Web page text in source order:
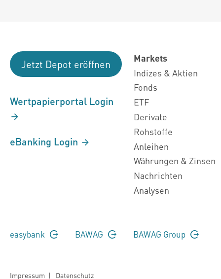
Jetzt Depot eröffnen
Wertpapierportal Login
eBanking Login
Markets
Indizes & Aktien
Fonds
ETF
Derivate
Rohstoffe
Anleihen
Währungen & Zinsen
Nachrichten
Analysen
easybank BAWAG BAWAG Group
Impressum | Datenschutz